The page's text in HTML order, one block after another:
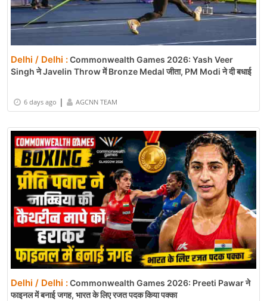
Delhi / Delhi :Commonwealth Games 2026: Yash Veer
Singh ने Javelin Throw में Bronze Medal जीता, PM Modi ने दी बधाई
6 days ago | AGCNN TEAM
Delhi / Delhi :Commonwealth Games 2026: Preeti Pawar ने
फाइनल में बनाई जगह, भारत के लिए रजत पदक किया पक्का